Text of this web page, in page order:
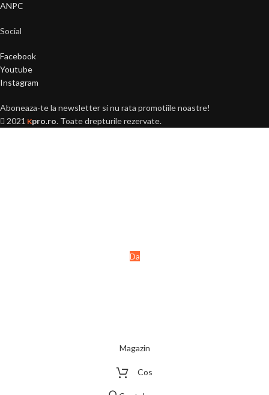
ANPC
Social
Facebook
Youtube
Instagram
Aboneaza-te la newsletter si nu rata promotiile noastre!
2021 Kpro.ro. Toate drepturile rezervate.
Da
Magazin
Cos